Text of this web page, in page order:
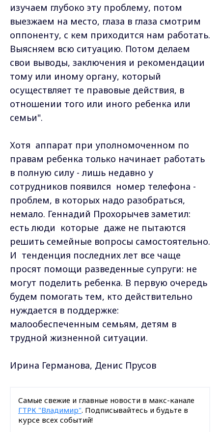
изучаем глубоко эту проблему, потом
выезжаем на место, глаза в глаза смотрим
оппоненту, с кем приходится нам работать.
Выясняем всю ситуацию. Потом делаем
свои выводы, заключения и рекомендации
тому или иному органу, который
осуществляет те правовые действия, в
отношении того или иного ребенка или
семьи".
Хотя аппарат при уполномоченном по
правам ребенка только начинает работать
в полную силу - лишь недавно у
сотрудников появился номер телефона -
проблем, в которых надо разобраться,
немало. Геннадий Прохорычев заметил:
есть люди которые даже не пытаются
решить семейные вопросы самостоятельно.
И тенденция последних лет все чаще
просят помощи разведенные супруги: не
могут поделить ребенка. В первую очередь
будем помогать тем, кто действительно
нуждается в поддержке:
малообеспеченным семьям, детям в
трудной жизненной ситуации.
Ирина Германова, Денис Прусов
Самые свежие и главные новости в макс-канале
ГТРК "Владимир". Подписывайтесь и будьте в
курсе всех событий!